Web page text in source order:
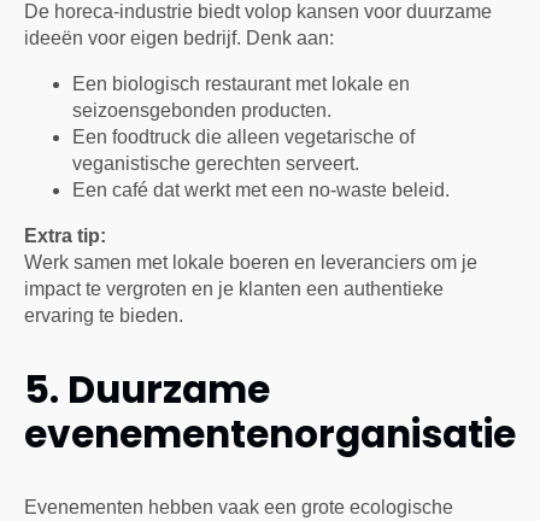
De horeca-industrie biedt volop kansen voor duurzame
ideeën voor eigen bedrijf. Denk aan:
Een biologisch restaurant met lokale en
seizoensgebonden producten.
Een foodtruck die alleen vegetarische of
veganistische gerechten serveert.
Een café dat werkt met een no-waste beleid.
Extra tip:
Werk samen met lokale boeren en leveranciers om je
impact te vergroten en je klanten een authentieke
ervaring te bieden.
5. Duurzame
evenementenorganisatie
Evenementen hebben vaak een grote ecologische